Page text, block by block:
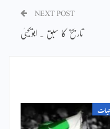
NEXT POST
تاریخ کا سبق ۔ ابویحییٰ